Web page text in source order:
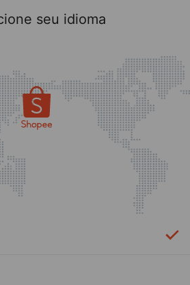
seu idioma